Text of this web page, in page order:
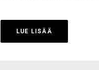
LUE LISÄÄ